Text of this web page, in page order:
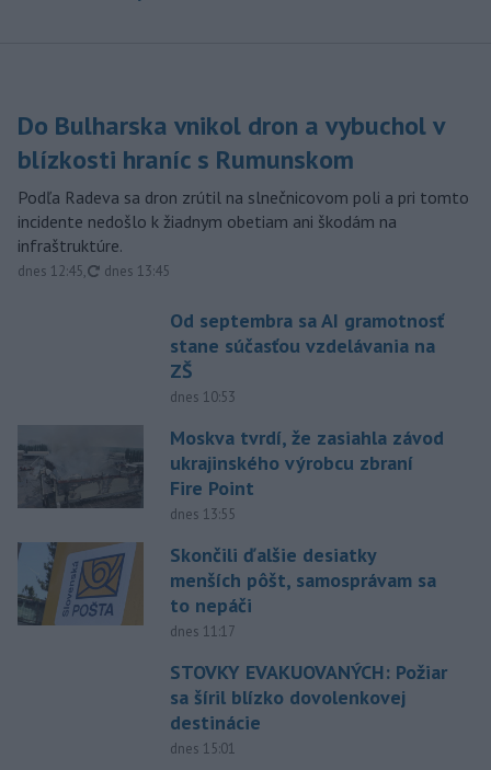
Do Bulharska vnikol dron a vybuchol v
blízkosti hraníc s Rumunskom
Podľa Radeva sa dron zrútil na slnečnicovom poli a pri tomto
incidente nedošlo k žiadnym obetiam ani škodám na
infraštruktúre.
dnes 12:45, aktualizované
dnes 13:45
Od septembra sa AI gramotnosť
stane súčasťou vzdelávania na
ZŠ
dnes 10:53
Moskva tvrdí, že zasiahla závod
ukrajinského výrobcu zbraní
Fire Point
dnes 13:55
Skončili ďalšie desiatky
menších pôšt, samosprávam sa
to nepáči
dnes 11:17
STOVKY EVAKUOVANÝCH: Požiar
sa šíril blízko dovolenkovej
destinácie
dnes 15:01